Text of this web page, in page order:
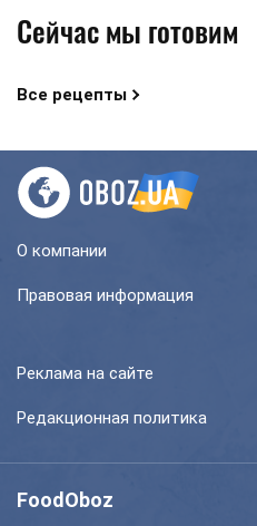
Сейчас мы готовим
Все рецепты
О компании
Правовая информация
Реклама на сайте
Редакционная политика
FoodOboz